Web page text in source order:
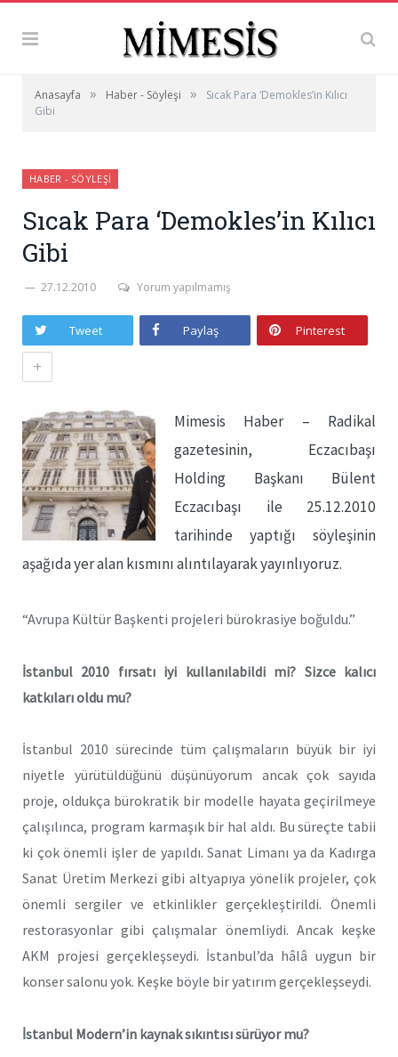
Anasayfa » Haber - Söyleşi »
Sıcak Para ‘Demokles’in Kılıcı
Gibi
HABER - SÖYLEŞI
Sıcak Para ‘Demokles’in Kılıcı
Gibi
27.12.2010 Yorum yapılmamış
Tweet Paylaş Pinterest
+
Mimesis Haber – Radikal
gazetesinin, Eczacıbaşı
Holding Başkanı Bülent
Eczacıbaşı ile 25.12.2010
tarihinde yaptığı söyleşinin
aşağıda yer alan kısmını alıntılayarak yayınlıyoruz.
“Avrupa Kültür Başkenti projeleri bürokrasiye boğuldu.”
İstanbul 2010 fırsatı iyi kullanılabildi mi? Sizce kalıcı
katkıları oldu mu?
İstanbul 2010 sürecinde tüm çalışmaların büyük bir iyi
niyetle yürütüldüğünü düşünüyorum ancak çok sayıda
proje, oldukça bürokratik bir modelle hayata geçirilmeye
çalışılınca, program karmaşık bir hal aldı. Bu süreçte tabii
ki çok önemli işler de yapıldı. Sanat Limanı ya da Kadırga
Sanat Üretim Merkezi gibi altyapıya yönelik projeler, çok
önemli sergiler ve etkinlikler gerçekleştirildi. Önemli
restorasyonlar gibi çalışmalar önemliydi. Ancak keşke
AKM projesi gerçekleşseydi. İstanbul’da hâlâ uygun bir
konser salonu yok. Keşke böyle bir yatırım gerçekleşseydi.
İstanbul Modern’in kaynak sıkıntısı sürüyor mu?